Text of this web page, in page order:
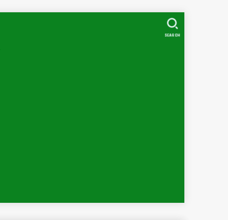
SEARCH